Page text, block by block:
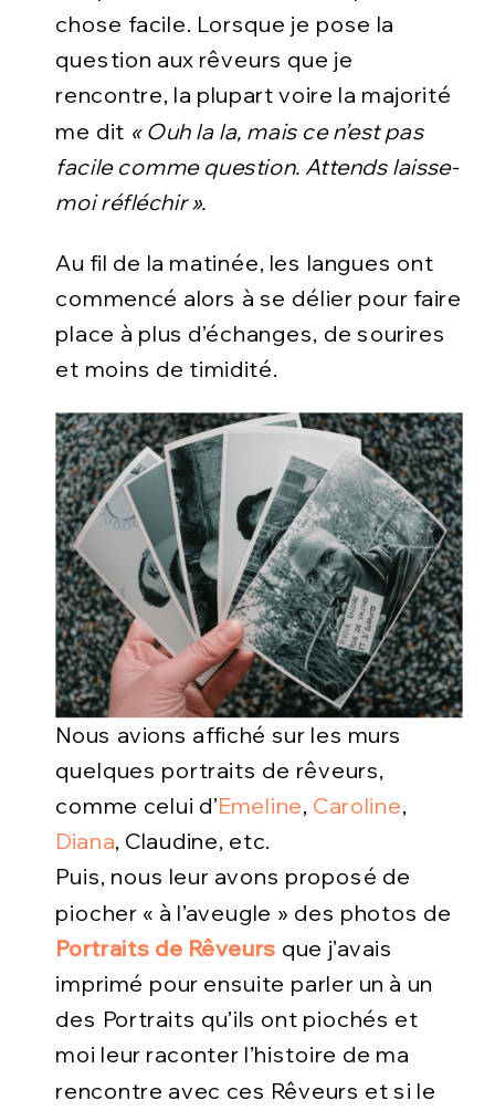
chose facile. Lorsque je pose la
question aux rêveurs que je
rencontre, la plupart voire la majorité
me dit « Ouh la la, mais ce n’est pas
facile comme question. Attends laisse-
moi réfléchir ».
Au fil de la matinée, les langues ont
commencé alors à se délier pour faire
place à plus d’échanges, de sourires
et moins de timidité.
Nous avions affiché sur les murs
quelques portraits de rêveurs,
comme celui d’Emeline, Caroline,
Diana, Claudine, etc.
Puis, nous leur avons proposé de
piocher « à l’aveugle » des photos de
Portraits de Rêveurs que j’avais
imprimé pour ensuite parler un à un
des Portraits qu’ils ont piochés et
moi leur raconter l’histoire de ma
rencontre avec ces Rêveurs et si le